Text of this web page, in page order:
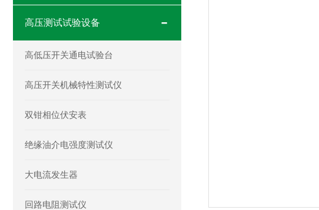
高压测试试验设备
高低压开关通电试验台
高压开关机械特性测试仪
双钳相位伏安表
绝缘油介电强度测试仪
大电流发生器
回路电阻测试仪